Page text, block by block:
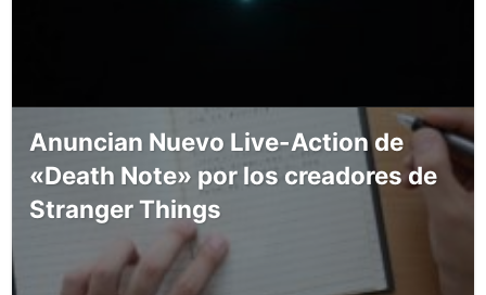
Anuncian Nuevo Live-Action de
«Death Note» por los creadores de
Stranger Things